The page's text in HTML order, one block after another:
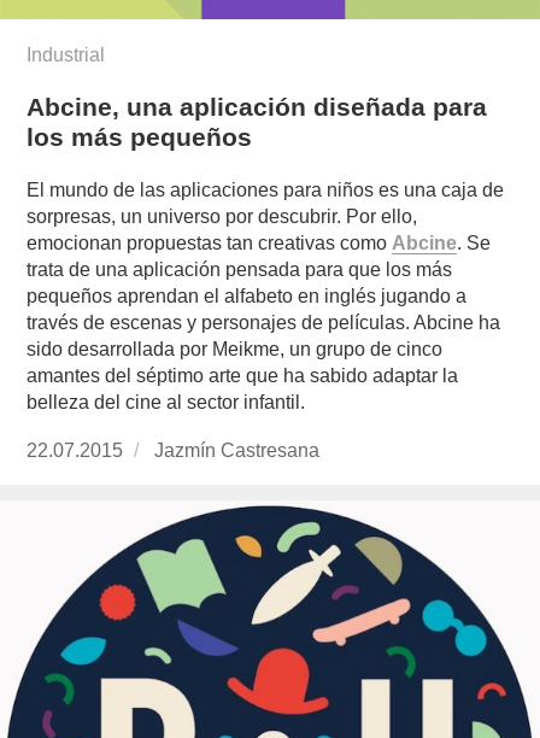
Industrial
Abcine, una aplicación diseñada para
los más pequeños
El mundo de las aplicaciones para niños es una caja de
sorpresas, un universo por descubrir. Por ello,
emocionan propuestas tan creativas como Abcine. Se
trata de una aplicación pensada para que los más
pequeños aprendan el alfabeto en inglés jugando a
través de escenas y personajes de películas. Abcine ha
sido desarrollada por Meikme, un grupo de cinco
amantes del séptimo arte que ha sabido adaptar la
belleza del cine al sector infantil.
Publicado
22.07.2015
https://www.experimenta.es/author/jazmin-
Jazmín Castresana